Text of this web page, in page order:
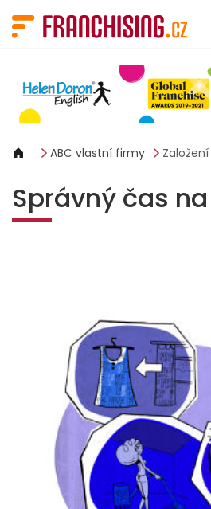
ABC vlastní firmy
Správný čas